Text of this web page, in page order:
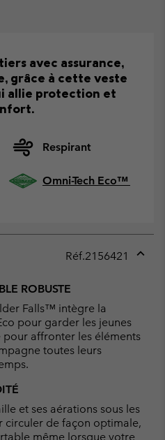
avec assurance,
grâce à cette veste
allie protection et
Respirant
Omni-Tech Eco™
Réf.2156421
ROBUSTE
Falls™ intègre la
pour garder les jeunes
pour affronter les éléments
toutes leurs
et ses aérations sous les
circuler de façon optimale,
même lorsque votre